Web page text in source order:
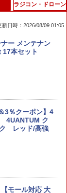
ース7 クリアカ
BASE7 CL
アップパーツ A
ライパーツセッ
)
ライクガンダ
ンゼロ』 エレ
(フィギュア)
魚の島のひみつ
6種セット 】
ありません ガ
ガチャ
ジョイト
新日時：2026/08/09 01:05
ー メンテナン
17本セット
3％クーポン】4
ク
ク レッド/高強
モール対応 大
ラジコン・ドローン